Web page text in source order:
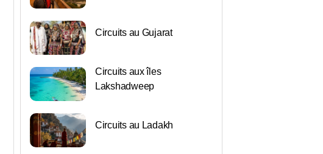
Circuits au Gujarat
Circuits aux îles
Lakshadweep
Circuits au Ladakh